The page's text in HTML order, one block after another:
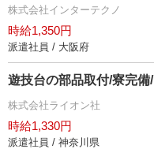
株式会社インターテクノ
時給1,350円
派遣社員 / 大阪府
遊技台の部品取付/寮完
株式会社ライオン社
時給1,330円
派遣社員 / 神奈川県